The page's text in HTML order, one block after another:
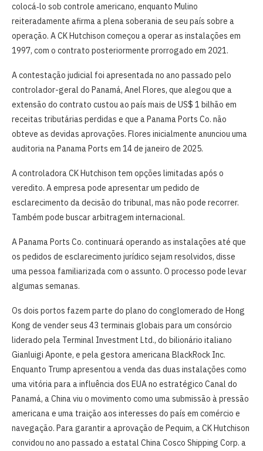
colocá‑lo sob controle americano, enquanto Mulino
reiteradamente afirma a plena soberania de seu país sobre a
operação. A CK Hutchison começou a operar as instalações em
1997, com o contrato posteriormente prorrogado em 2021.
A contestação judicial foi apresentada no ano passado pelo
controlador-geral do Panamá, Anel Flores, que alegou que a
extensão do contrato custou ao país mais de US$ 1 bilhão em
receitas tributárias perdidas e que a Panama Ports Co. não
obteve as devidas aprovações. Flores inicialmente anunciou uma
auditoria na Panama Ports em 14 de janeiro de 2025.
A controladora CK Hutchison tem opções limitadas após o
veredito. A empresa pode apresentar um pedido de
esclarecimento da decisão do tribunal, mas não pode recorrer.
Também pode buscar arbitragem internacional.
A Panama Ports Co. continuará operando as instalações até que
os pedidos de esclarecimento jurídico sejam resolvidos, disse
uma pessoa familiarizada com o assunto. O processo pode levar
algumas semanas.
Os dois portos fazem parte do plano do conglomerado de Hong
Kong de vender seus 43 terminais globais para um consórcio
liderado pela Terminal Investment Ltd., do bilionário italiano
Gianluigi Aponte, e pela gestora americana BlackRock Inc.
Enquanto Trump apresentou a venda das duas instalações como
uma vitória para a influência dos EUA no estratégico Canal do
Panamá, a China viu o movimento como uma submissão à pressão
americana e uma traição aos interesses do país em comércio e
navegação. Para garantir a aprovação de Pequim, a CK Hutchison
convidou no ano passado a estatal China Cosco Shipping Corp. a